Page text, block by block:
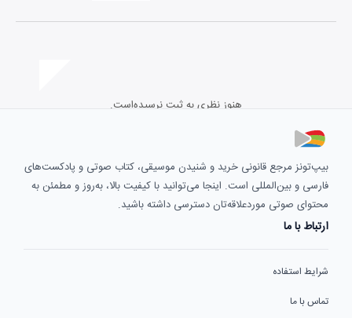
هنوز نظری به ثبت نرسیده‌است.
بیپ‌تونز مرجع قانونی خرید و شنیدن موسیقی، کتاب صوتی و پادکست‌های
فارسی و بین‌المللی است. اینجا می‌توانید با کیفیت بالا، به‌روز و مطمئن به
محتوای صوتی موردعلاقه‌تان دسترسی داشته باشید.
ارتباط با ما
شرایط استفاده
تماس با ما